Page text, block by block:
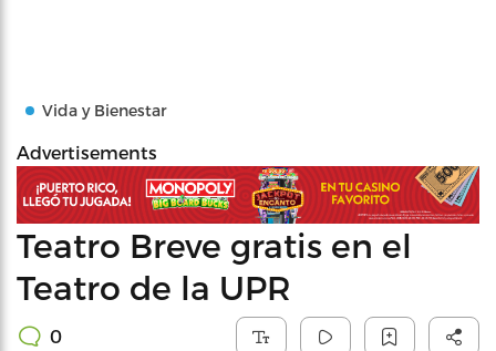
Vida y Bienestar
Advertisements
Teatro Breve gratis en el
Teatro de la UPR
0